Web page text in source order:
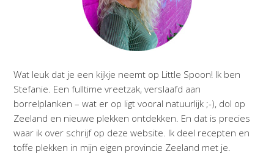
Wat leuk dat je een kijkje neemt op Little Spoon! Ik ben
Stefanie. Een fulltime vreetzak, verslaafd aan
borrelplanken – wat er op ligt vooral natuurlijk ;-), dol op
Zeeland en nieuwe plekken ontdekken. En dat is precies
waar ik over schrijf op deze website. Ik deel recepten en
toffe plekken in mijn eigen provincie Zeeland met je.